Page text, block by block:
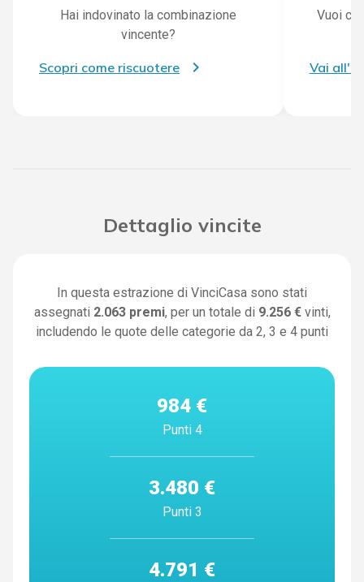
Hai indovinato la combinazione
vincente?
Scopri come riscuotere
Vuoi
Vai
Dettaglio vincite
In questa estrazione di VinciCasa sono stati
assegnati 2.063 premi, per un totale di 9.256 €vinti,
includendo le quote delle categorie da 2, 3 e 4 punti
984 €
Punti 4
3.480 €
Punti 3
4.791 €